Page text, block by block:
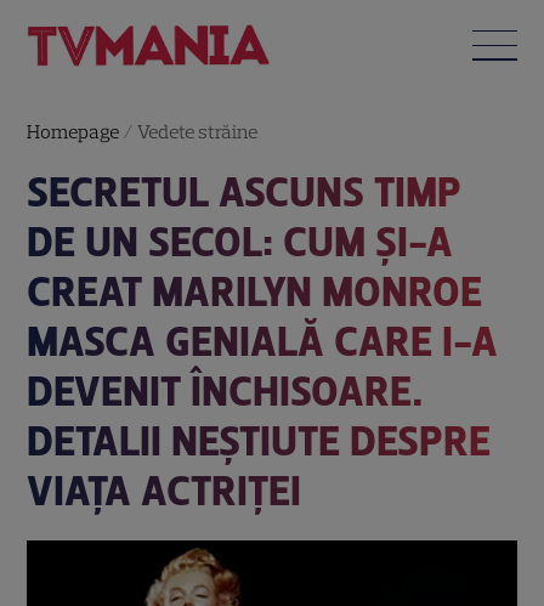
Homepage /Vedete străine
SECRETUL ASCUNS TIMP
DE UN SECOL: CUM ȘI-A
CREAT MARILYN MONROE
MASCA GENIALĂ CARE I-A
DEVENIT ÎNCHISOARE.
DETALII NEȘTIUTE DESPRE
VIAȚA ACTRIȚEI